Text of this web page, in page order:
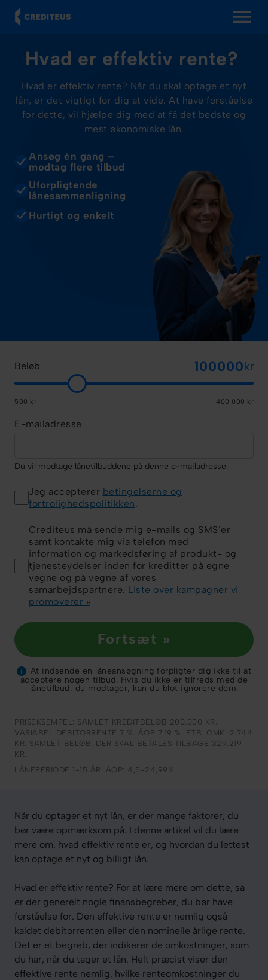
Hvad er effektiv rente?
Hvad er effektiv rente? Når du skal optage et nyt
lån, er det vigtigt for dig at vide. At have forståelse
for dette, vil hjælpe dig med at få det bedste og
mest økonomiske lån.
Ansøg én gang –
modtag flere tilbud
Uforpligtende
lånesammenligning
Hurtigt og enkelt
Beløb kr
500 kr 400 000 kr
E-mailadresse
Du vil modtage lånetilbuddene på denne e-mailadresse.
Jeg accepterer betingelserne og
fortrolighedspolitikken.
Crediteus må sende mig e-mails og SMS’er
samt kontakte mig via telefon med
information og markedsføring af produkt- og
tjenesteydelser inden for kreditter på egne
vegne og på vegne af vores
samarbejdspartnere. Liste over kampagner vi
promoverer »
Fortsæt »
i
At indsende en låneansøgning forpligter dig ikke til at
acceptere nogen tilbud. Hvis du ikke er tilfreds med de
lånetilbud, du modtager, kan du blot ignorere dem.
PRISEKSEMPEL: SAMLET KREDITBELØB 200.000 KR.
VARIABEL DEBITORRENTE 7 %. ÅOP 7.19 %. ETB. OMK. 2.744
KR. SAMLET BELØB, DER SKAL BETALES TILBAGE 329.219
KR.
LÅNEPERIODE 1-15 ÅR. ÅOP: 4,5-24,99%
Når du optager et nyt lån, er der mange faktorer, du
bør være opmærksom på. I denne artikel vil du lære
mere om, hvad effektiv rente er, og hvordan du lettest
kan optage et nyt og billigt lån.
Hvad er effektiv rente? For at lære mere om dette, så
er der generelt nogle finansbegreber, du bør have
forståelse for. Den effektive rente er nemlig også
kaldet debitorrenten eller den nominelle årlige rente.
Det er et begreb, der indikerer de omkostninger, som
du har, når du tager et lån. Helt præcist viser den
effektive rente nemlig, hvilke renteomkostninger du